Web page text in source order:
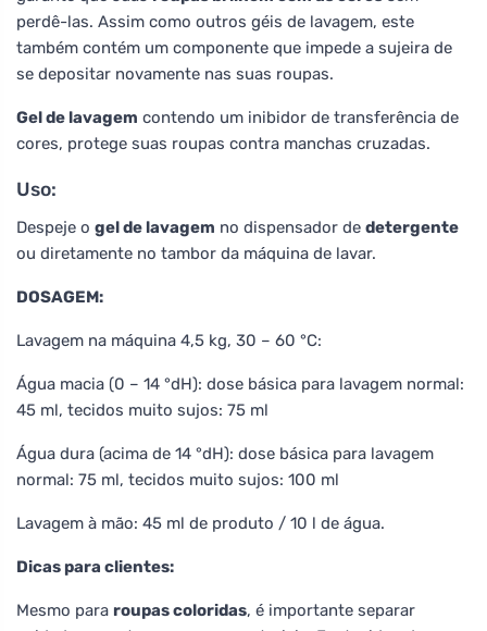
perdê-las. Assim como outros géis de lavagem, este
também contém um componente que impede a sujeira de
se depositar novamente nas suas roupas.
Gel de lavagem contendo um inibidor de transferência de
cores, protege suas roupas contra manchas cruzadas.
Uso:
Despeje o gel de lavagem no dispensador de detergente
ou diretamente no tambor da máquina de lavar.
DOSAGEM:
Lavagem na máquina 4,5 kg, 30 – 60 °C:
Água macia (0 – 14 °dH): dose básica para lavagem normal:
45 ml, tecidos muito sujos: 75 ml
Água dura (acima de 14 °dH): dose básica para lavagem
normal: 75 ml, tecidos muito sujos: 100 ml
Lavagem à mão: 45 ml de produto / 10 l de água.
Dicas para clientes:
Mesmo para roupas coloridas, é importante separar